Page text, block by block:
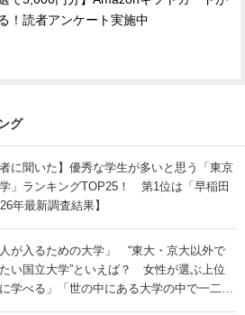
！読者アンケート実施中
グ
者に聞いた】優秀な学生が多いと思う「東京
」ランキングTOP25！ 第1位は「早稲田
年最新調査結果】
人が入るための大学」 “東大・京大以外で
い国立大学”といえば？ 女性が選ぶ上位
学べる」「世の中にある大学の中で一二を